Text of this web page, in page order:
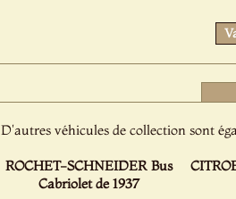
D'autres véhicules de collection sont
ROCHET-SCHNEIDER Bus
Cabriolet de 1937